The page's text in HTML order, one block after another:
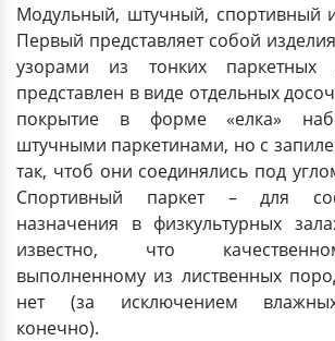
Модульный, штучный, спортивный
Первый представляет собой
узорами из тонких паркетных
представлен в виде отдельных
покрытие в форме «елка»
штучными паркетинами, но с
так, чтоб они соединялись под
Спортивный паркет – для
назначения в физкультурных
известно, что
выполненному из лиственных
нет (за исключением
конечно).